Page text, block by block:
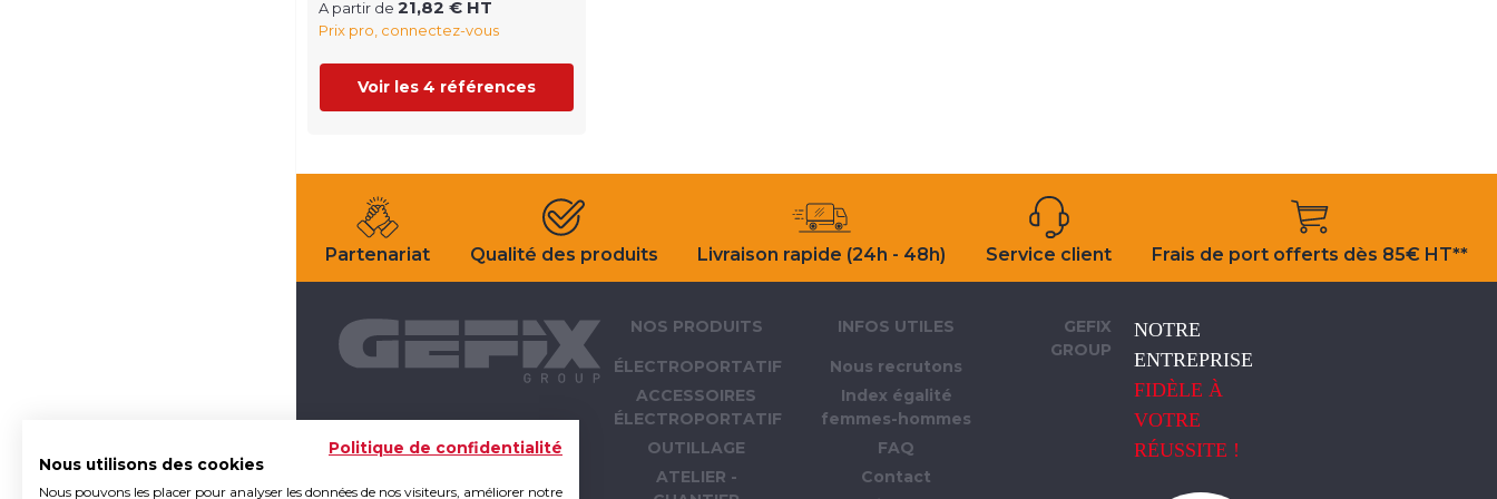
A partir de 21,82 € HT
Prix pro, connectez-vous
Voir les 4 références
Partenariat Qualité des produits Livraison rapide (24h - 48h) Service client Frais de port offerts dès 85€ HT**
NOS PRODUITS
ÉLECTROPORTATIF
ACCESSOIRES
ÉLECTROPORTATIF
OUTILLAGE
ATELIER -
INFOS UTILES
Nous recrutons
Index égalité
femmes-hommes
FAQ
Contact
GEFIX
GROUP
NOTRE
ENTREPRISE
FIDÈLE À
VOTRE
RÉUSSITE !
Politique de confidentialité
Nous utilisons des cookies
Nous pouvons les placer pour analyser les données de nos visiteurs, améliorer notre